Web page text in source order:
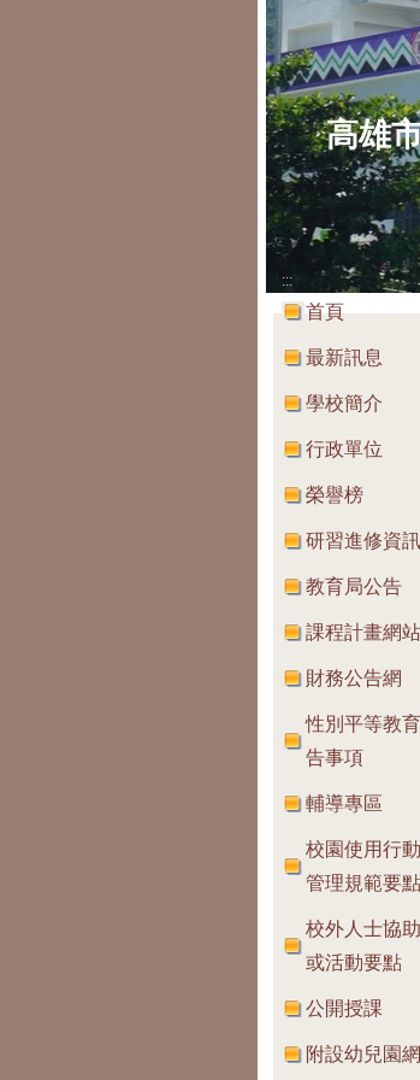
高雄
:::
首頁
最新訊息
學校簡介
行政單位
榮譽榜
研習進修資訊
教育局公告
課程計畫網站
財務公告網
性別平等教
告事項
輔導專區
校園使用行
管理規範要點
校外人士協
或活動要點
公開授課
附設幼兒園